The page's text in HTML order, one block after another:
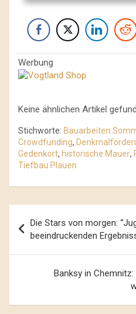
Werbung
Keine ähnlichen Artikel
Stichworte: Bauarbeiten
Crowdfunding,
Gedenkort, historische Mauer,
Tiefbau Plauen
Navigation
Die Stars von morgen:
beeindruckenden
Banksy in